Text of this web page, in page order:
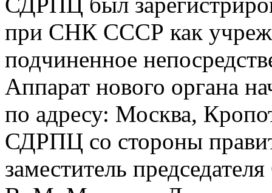
при СНК СССР как
подчиненное
Аппарат нового органа
по адресу: Москва,
СДРПЦ со стороны
заместитель